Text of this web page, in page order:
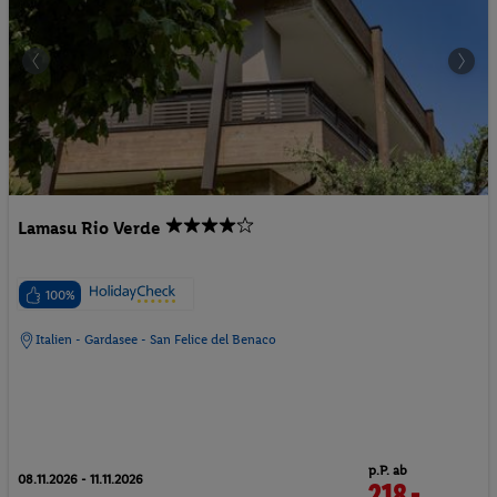
Lamasu Rio Verde
100%
Italien - Gardasee - San Felice del Benaco
08.11.2026 - 11.11.2026
p.P. ab